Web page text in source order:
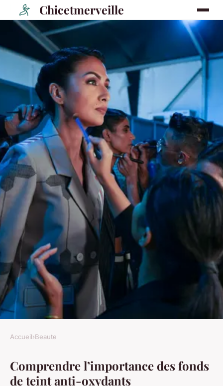
Chicetmerveille
Le choix parfait : Comment
Accueil›Beaute
Comprendre l’importance des fonds
de teint anti-oxydants